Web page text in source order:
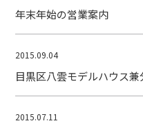
年末年始の営業案内
2015.09.04
目黒区八雲モデルハウス
2015.07.11